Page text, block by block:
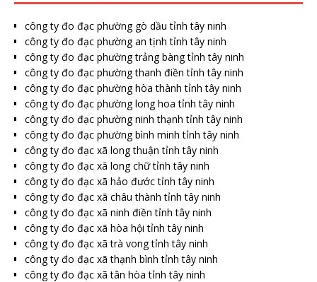
công ty đo đạc phường gò dầu tỉnh tây ninh
công ty đo đạc phường an tịnh tỉnh tây ninh
công ty đo đạc phường trảng bàng tỉnh tây ninh
công ty đo đạc phường thanh điền tỉnh tây ninh
công ty đo đạc phường hòa thành tỉnh tây ninh
công ty đo đạc phường long hoa tỉnh tây ninh
công ty đo đạc phường ninh thạnh tỉnh tây ninh
công ty đo đạc phường bình minh tỉnh tây ninh
công ty đo đạc xã long thuận tỉnh tây ninh
công ty đo đạc xã long chữ tỉnh tây ninh
công ty đo đạc xã hảo đước tỉnh tây ninh
công ty đo đạc xã châu thành tỉnh tây ninh
công ty đo đạc xã ninh điền tỉnh tây ninh
công ty đo đạc xã hòa hội tỉnh tây ninh
công ty đo đạc xã trà vong tỉnh tây ninh
công ty đo đạc xã thạnh bình tỉnh tây ninh
công ty đo đạc xã tân hòa tỉnh tây ninh